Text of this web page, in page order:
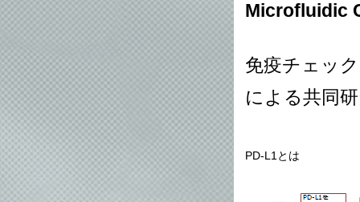
Microfluidic
免疫チェッ
による共同
PD-L1とは